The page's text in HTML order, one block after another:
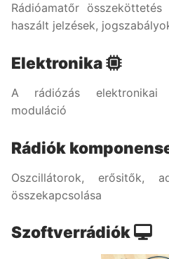
Rádióamatőr
haszált jelzések,
Elektronika
A rádiózás elektronikai
moduláció
Rádiók
Oszcillátorok, erősitők,
összekapcsolása
Szoftverrádiók